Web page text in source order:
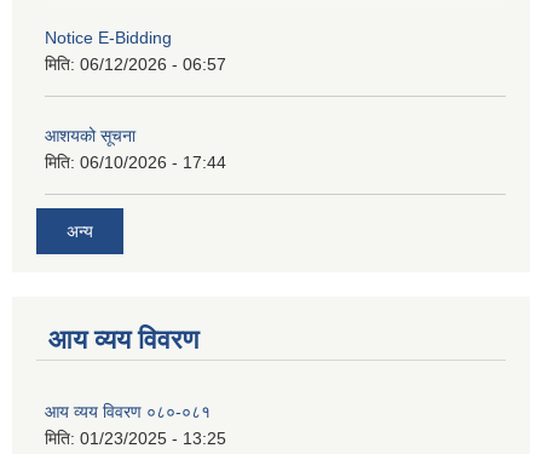
Notice E-Bidding
मिति: 06/12/2026 - 06:57
आशयको सूचना
मिति: 06/10/2026 - 17:44
अन्य
आय व्यय विवरण
आय व्यय विवरण ०८०-०८१
मिति: 01/23/2025 - 13:25